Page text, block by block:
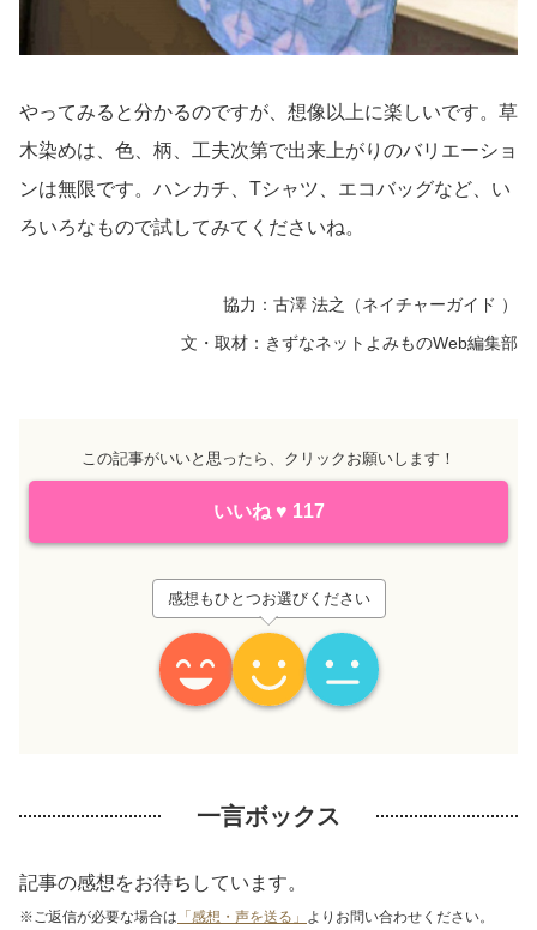
やってみると分かるのですが、想像以上に楽しいです。草
木染めは、色、柄、工夫次第で出来上がりのバリエーショ
ンは無限です。ハンカチ、Tシャツ、エコバッグなど、い
ろいろなもので試してみてくださいね。
協力：古澤 法之（ネイチャーガイド ）
文・取材：きずなネットよみものWeb編集部
この記事がいいと思ったら、クリックお願いします！
いいね ♥ 117
感想もひとつお選びください
一言ボックス
記事の感想をお待ちしています。
※ご返信が必要な場合は 「感想・声を送る」 よりお問い合わせください。